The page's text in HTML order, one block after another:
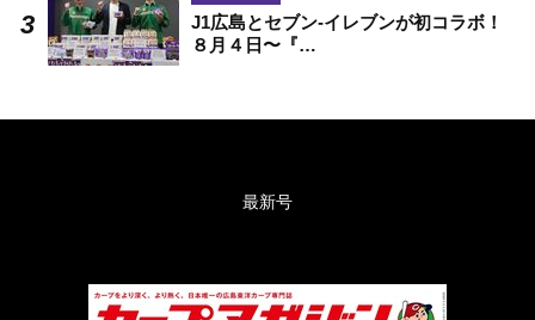
J1広島とセブン-イレブンが初コラボ！
８月４日〜『…
最新号